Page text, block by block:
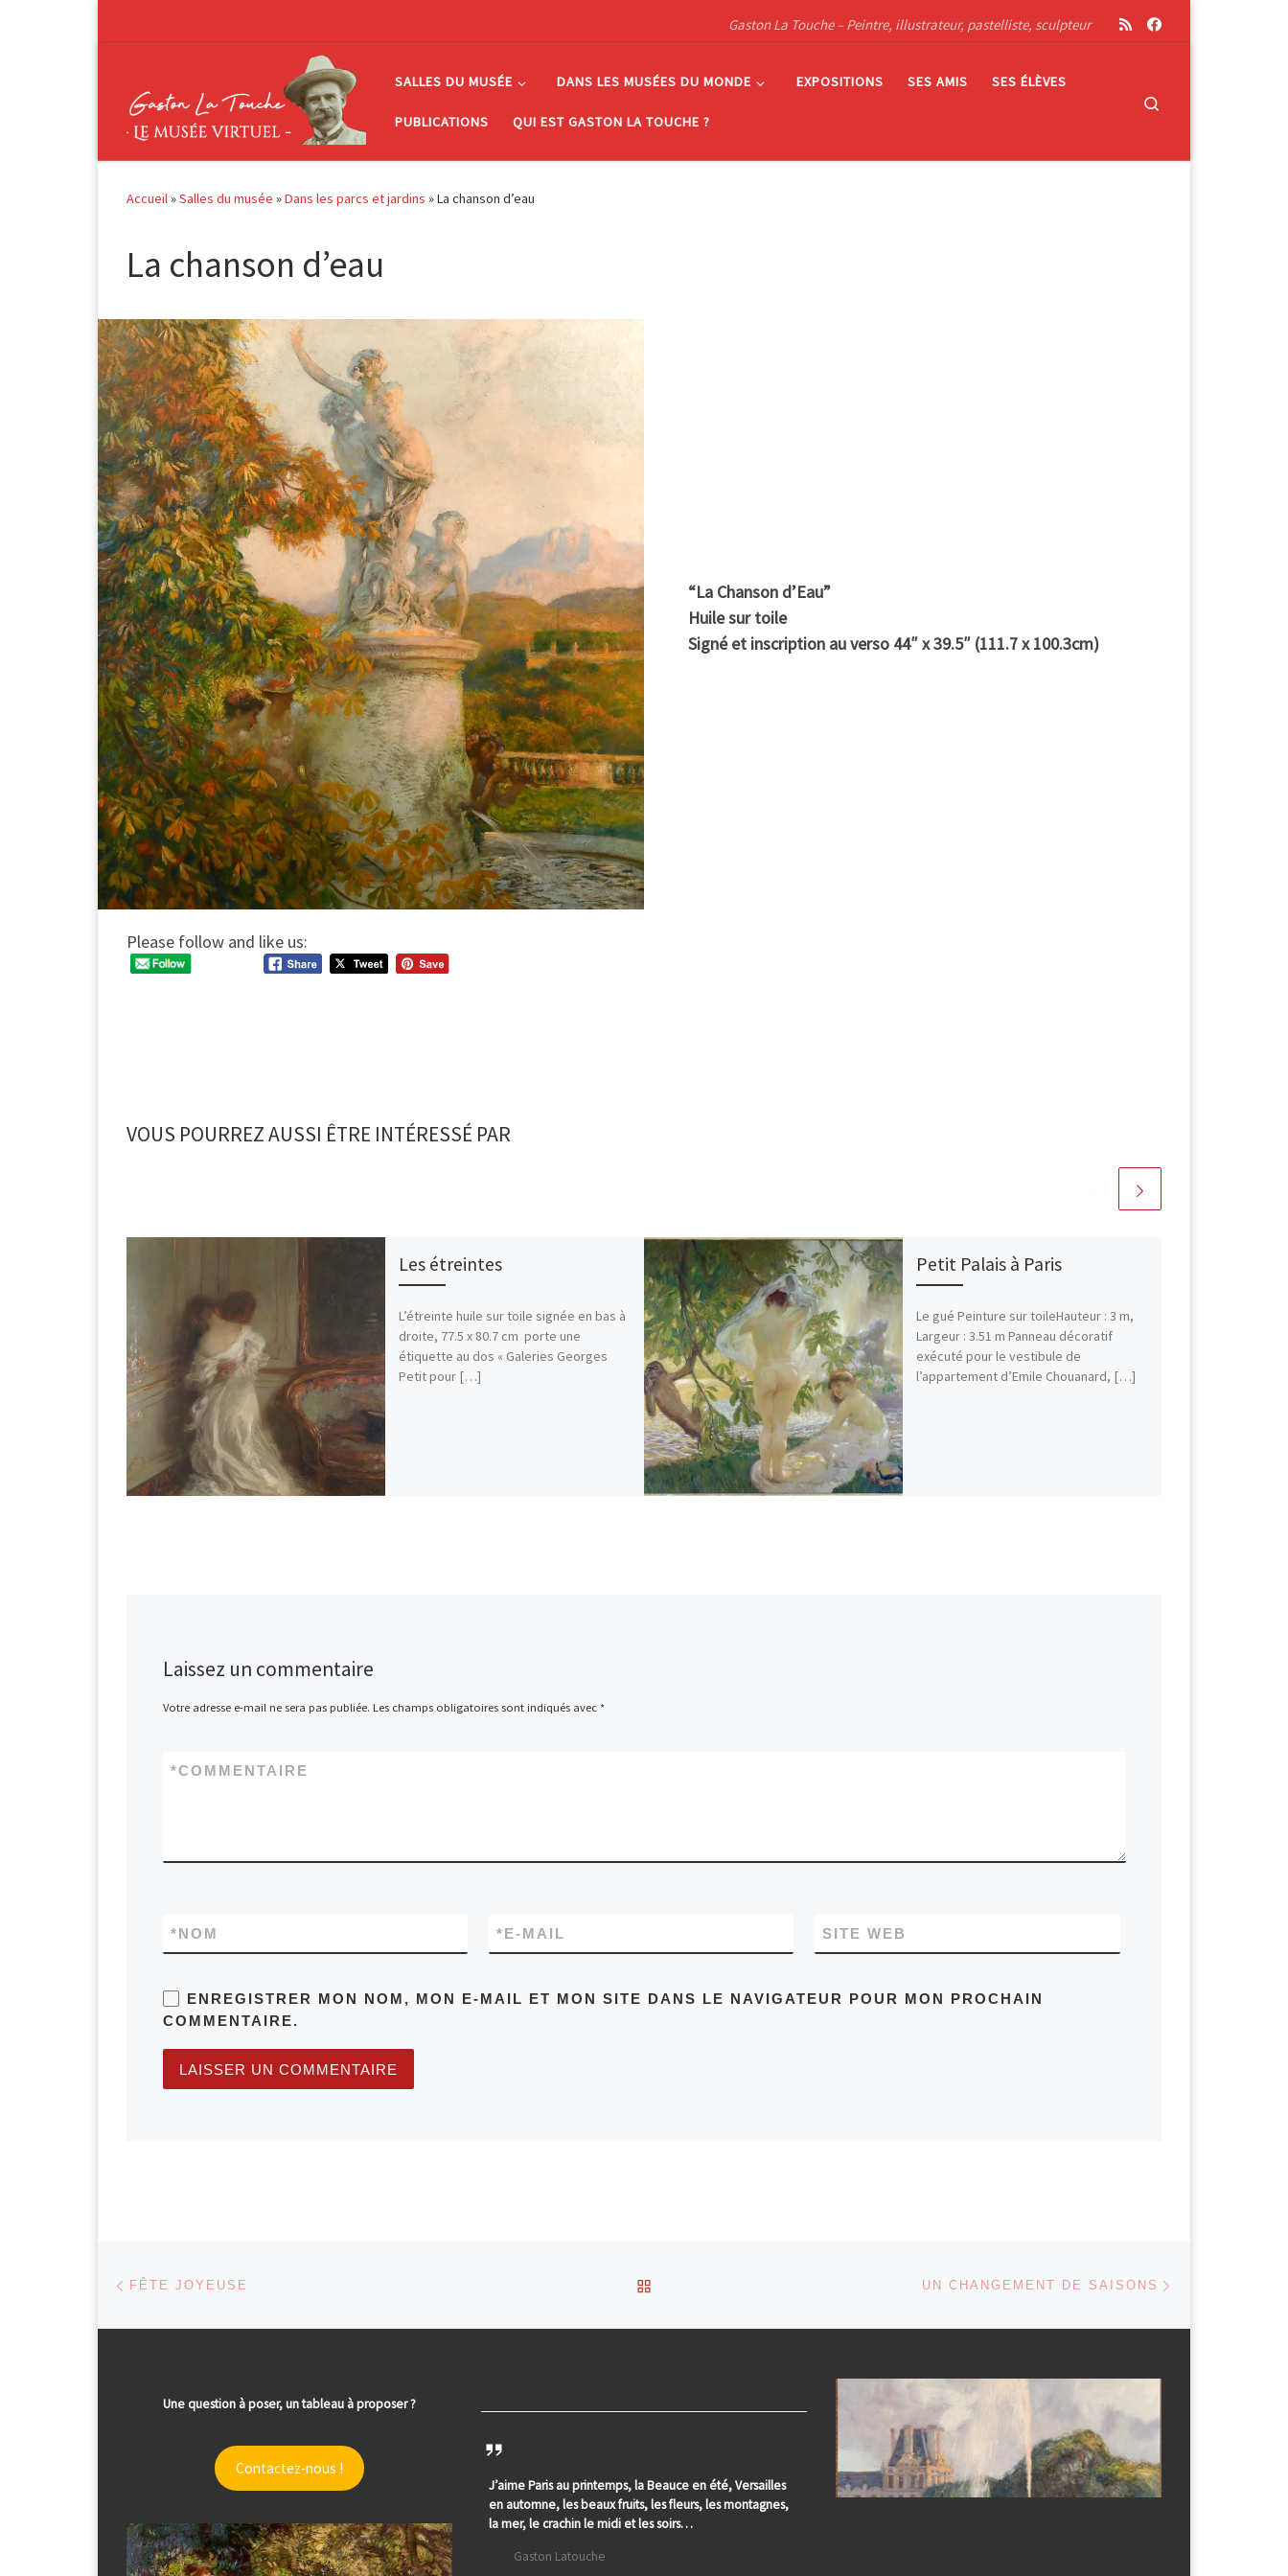
Gaston La Touche – Peintre, illustrateur, pastelliste, sculpteur
SALLES DU MUSÉE DANS LES MUSÉES DU MONDE EXPOSITIONS SES AMIS SES ÉLÈVES
PUBLICATIONS QUI EST GASTON LA TOUCHE ?
Accueil»Salles du musée »Dans les parcs et jardins »La chanson d’eau
La chanson d’eau
“La Chanson d’Eau”
Huile sur toile
Signé et inscription au verso 44″ x 39.5″ (111.7 x 100.3cm)
Please follow and like us:
VOUS POURREZ AUSSI ÊTRE INTÉRESSÉ PAR
Les étreintes
L’étreinte huile sur toile signée en bas à
droite, 77.5 x 80.7 cm porte une
étiquette au dos « Galeries Georges
Petit pour […]
Petit Palais à Paris
Le gué Peinture sur toileHauteur : 3 m,
Largeur : 3.51 m Panneau décoratif
exécuté pour le vestibule de
l’appartement d’Emile Chouanard, […]
Laissez un commentaire
Votre adresse e-mail ne sera pas publiée. Les champs obligatoires sont indiqués avec *
COMMENTAIRE
*
NOM
* E-MAIL
* SITE WEB
ENREGISTRER MON NOM, MON E-MAIL ET MON SITE DANS LE NAVIGATEUR POUR MON PROCHAIN
COMMENTAIRE.
Parcourir les articles
FÊTE JOYEUSE RETOUR À LA LISTE DES ARTICLESUN CHANGEMENT DE SAISONS
Une question à poser, un tableau à proposer ?
Contactez-nous !
J’aime Paris au printemps, la Beauce en été, Versailles
en automne, les beaux fruits, les fleurs, les montagnes,
la mer, le crachin le midi et les soirs…
Gaston Latouche